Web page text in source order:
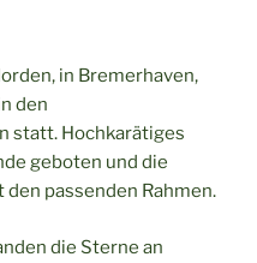
in Bremerhaven,
den
statt. Hochkarätiges
geboten und die
passenden Rahmen.
die Sterne an